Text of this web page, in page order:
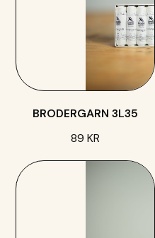
BRODERGARN 3L35
89 KR